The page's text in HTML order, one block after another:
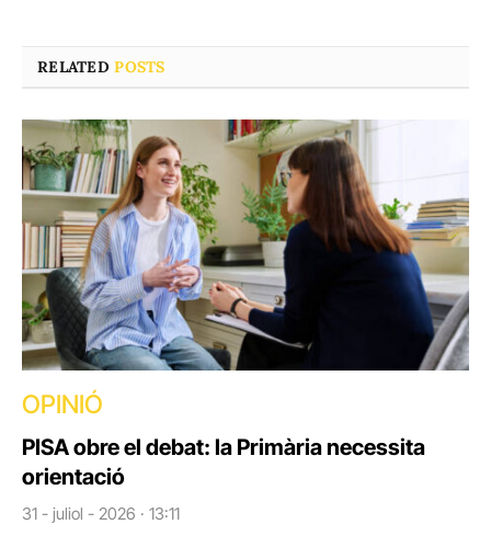
RELATEDPOSTS
OPINIÓ
PISA obre el debat: la Primària necessita
orientació
31 - juliol - 2026 · 13:11